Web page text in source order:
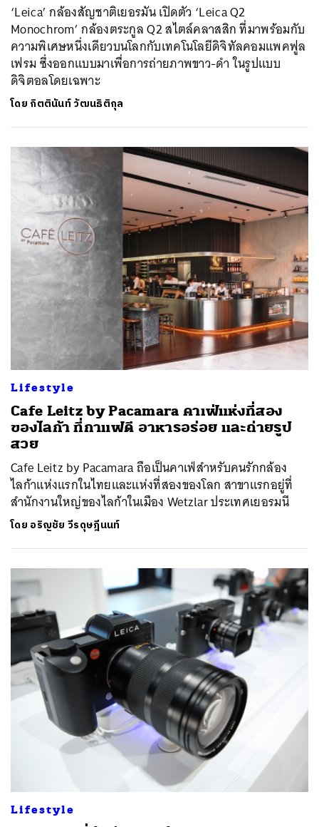
‘Leica’ กล้องสัญชาติเยอรมัน เปิดตัว ‘Leica Q2
Monochrom’ กล้องตระกูล Q2 สไตล์คลาสสิก ที่มาพร้อมกับ
ความพิเศษหนึ่งเดียวบนโลกกับเทคโนโลยีดิจิทัลคอมแพคฟูล
เฟรม ซึ่งออกแบบมาเพื่อการถ่ายภาพขาว-ดำ ในรูปแบบ
ดิจิตอลโดยเฉพาะ
โดย กิตตินันท์ วัฒนธิติกุล
Lifestyle
Cafe Leitz by Pacamara คาเฟ่แห่งที่สอง
ของไลก้า ที่กาแฟดี อาหารอร่อย และถ่ายรูป
สวย
Cafe Leitz by Pacamara ถือเป็นคาเฟ่สำหรับคนรักกล้อง
ไลก้าแห่งแรกในไทยและแห่งที่สองของโลก สาขาแรกอยู่ที่
สำนักงานใหญ่ของไลก้าในเมือง Wetzlar ประเทศเยอรมนี
โดย อริญชัย วีรดุษฎีนนท์
Lifestyle
SHARE TWEET LINE EMAIL